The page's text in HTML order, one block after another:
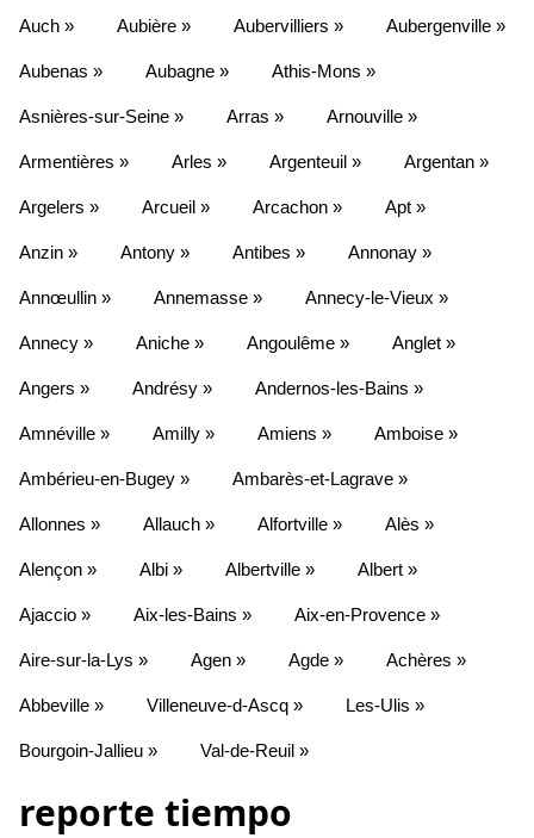
Auch » Aubière » Aubervilliers » Aubergenville »
Aubenas » Aubagne » Athis-Mons »
Asnières-sur-Seine » Arras » Arnouville »
Armentières » Arles » Argenteuil » Argentan »
Argelers » Arcueil » Arcachon » Apt »
Anzin » Antony » Antibes » Annonay »
Annœullin » Annemasse » Annecy-le-Vieux »
Annecy » Aniche » Angoulême » Anglet »
Angers » Andrésy » Andernos-les-Bains »
Amnéville » Amilly » Amiens » Amboise »
Ambérieu-en-Bugey » Ambarès-et-Lagrave »
Allonnes » Allauch » Alfortville » Alès »
Alençon » Albi » Albertville » Albert »
Ajaccio » Aix-les-Bains » Aix-en-Provence »
Aire-sur-la-Lys » Agen » Agde » Achères »
Abbeville » Villeneuve-d-Ascq » Les-Ulis »
Bourgoin-Jallieu » Val-de-Reuil »
reporte tiempo